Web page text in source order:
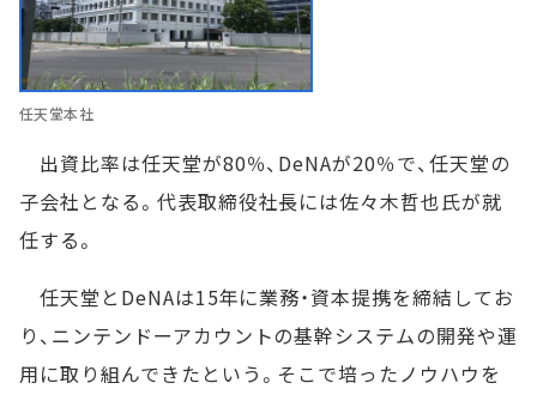
任天堂本社
出資比率は任天堂が80％、DeNAが20％で、任天堂の
子会社となる。代表取締役社長には佐々木哲也氏が就
任する。
任天堂とDeNAは15年に業務・資本提携を締結してお
り、ニンテンドーアカウントの基幹システムの開発や運
用に取り組んできたという。そこで培ったノウハウを